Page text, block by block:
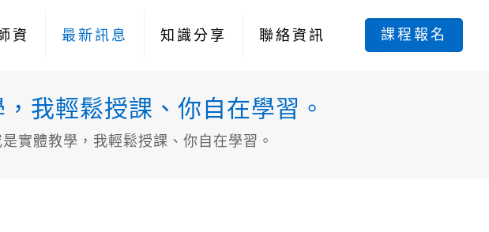
資 最新訊息 知識分享 聯絡資訊 課程報名
我輕鬆授課、你自在學習。
實體教學，我輕鬆授課、你自在學習。